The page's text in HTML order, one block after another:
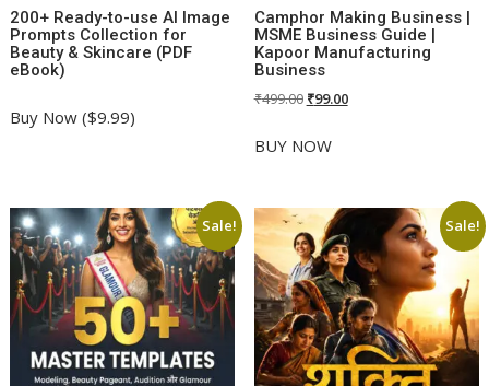
200+ Ready-to-use AI Image
Prompts Collection for
Beauty & Skincare (PDF
eBook)
Buy Now ($9.99)
Camphor Making Business |
MSME Business Guide |
Kapoor Manufacturing
Business
₹499.00 Original
was:
₹99.00Current
BUY NOW
Sale! Sale!